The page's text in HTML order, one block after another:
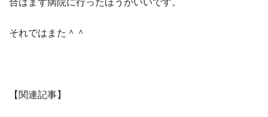
合はまず病院に行ったほうがいいです。
それではまた＾＾
【関連記事】